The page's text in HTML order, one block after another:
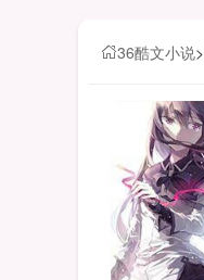
36酷文小说>